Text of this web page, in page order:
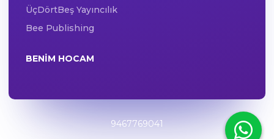
ÜçDörtBeş Yayıncılık
Bee Publishing
BENIM HOCAM
9467769041